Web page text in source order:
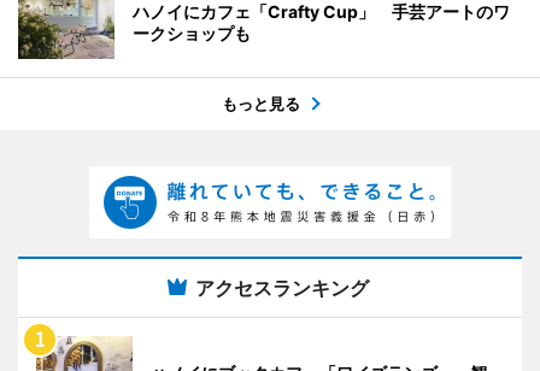
ハノイにカフェ「Crafty Cup」 手芸アートのワ
ークショップも
もっと見る
アクセスランキング